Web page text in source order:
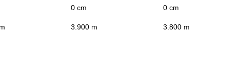
0 cm 0 cm
3.900 m 3.800 m